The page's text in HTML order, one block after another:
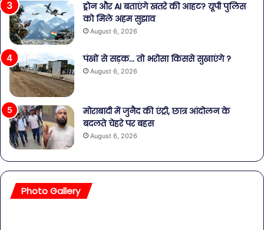
ड्रोन और AI बताएंगे खतरे की आहट? यूपी पुलिस
को मिले अहम सुझाव
August 6, 2026
पंखों से सड़क… तो भरोसा किससे सुखाएंगे ?
August 6, 2026
मोराबादी में जुनैद की एंट्री, छात्र आंदोलन के
बदलते चेहरे पर बहस
August 6, 2026
Photo Gallery